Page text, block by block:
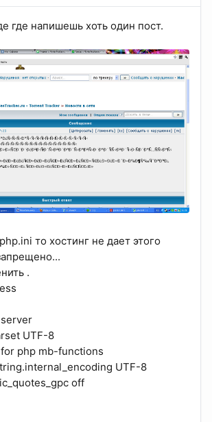
где напишешь хоть один пост.
то хостинг не дает этого
.
UTF-8
php mb-functions
UTF-8
off